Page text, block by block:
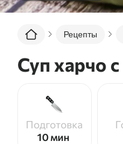
Рецепты
Суп харчо
Подготовка
10 мин